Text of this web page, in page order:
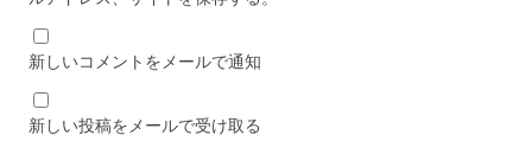
新しいコメントをメールで通知
新しい投稿をメールで受け取る